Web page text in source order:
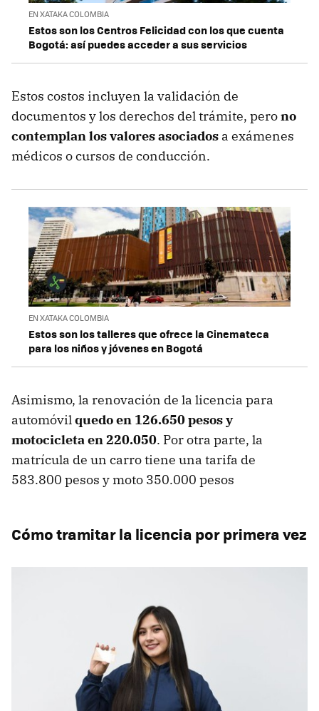
EN XATAKA COLOMBIA
Estos son los Centros Felicidad con los que cuenta
Bogotá: así puedes acceder a sus servicios
Estos costos incluyen la validación de
documentos y los derechos del trámite, perono
contemplan los valores asociados a exámenes
médicos o cursos de conducción.
EN XATAKA COLOMBIA
Estos son los talleres que ofrece la Cinemateca
para los niños y jóvenes en Bogotá
Asimismo, la renovación de la licencia para
automóvilquedo en 126.650 pesos y
motocicleta en 220.050. Por otra parte, la
matrícula de un carro tiene una tarifa de
583.800 pesos y moto 350.000 pesos
Cómo tramitar la licencia por primera vez